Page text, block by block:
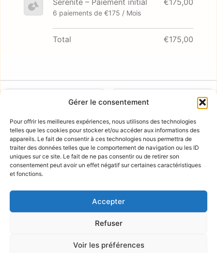
Gérer le consentement
Pour offrir les meilleures expériences, nous utilisons des technologies
telles que les cookies pour stocker et/ou accéder aux informations des
appareils. Le fait de consentir à ces technologies nous permettra de
traiter des données telles que le comportement de navigation ou les ID
uniques sur ce site. Le fait de ne pas consentir ou de retirer son
consentement peut avoir un effet négatif sur certaines caractéristiques
et fonctions.
Accepter
Refuser
Voir les préférences
Nom :*
Adresse de facturation
J’AI LU ET J’ACCEPTE LES CONDITIONS D’UTILISATION. *
Serenite – Paiement initial
6 paiements de €175 / Mois
€175,00
Total €175,00